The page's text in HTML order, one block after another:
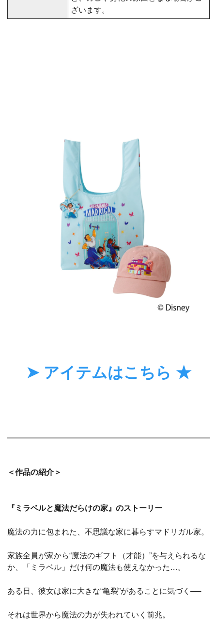
ざいます。
➤ アイテムはこちら ★
＜作品の紹介＞
『ミラベルと魔法だらけの家』のストーリー
魔法の力に包まれた、不思議な家に暮らすマドリガル家。
家族全員が家から“魔法のギフト（才能）”を与えられるな
か、「ミラベル」だけ何の魔法も使えなかった…。
ある日、彼女は家に大きな“亀裂”があることに気づく──
それは世界から魔法の力が失われていく前兆。